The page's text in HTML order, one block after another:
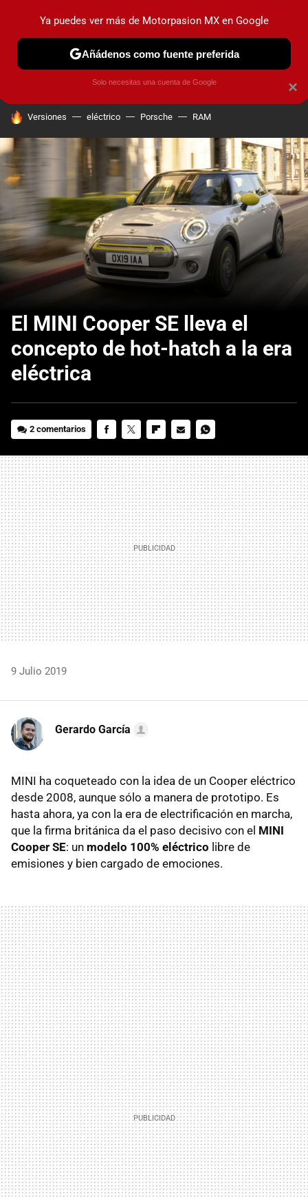
PRUEBAS INDUSTRIA HOY NO CIRCULA
HOY SE HABLA DE
Versiones eléctrico Porsche RAM
El MINI Cooper SE lleva el
concepto de hot-hatch a la era
eléctrica
2 comentarios
MAIL
9 Julio 2019
Gerardo García
MINI ha coqueteado con la idea de un Cooper eléctrico
desde 2008, aunque sólo a manera de prototipo. Es
hasta ahora, ya con la era de electrificación en marcha,
que la firma británica da el paso decisivo con el MINI
Cooper SE: un modelo 100% eléctrico libre de
emisiones y bien cargado de emociones.
×
Ya puedes ver más de Motorpasion MX en Google
Añádenos como fuente preferida
Solo necesitas una cuenta de Google